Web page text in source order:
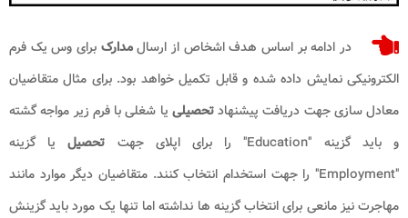
در ادامه بر اساس هدف اشخاص از ارسالمدارک برای وس یک فرم
الکترونیکی نمایش داده شده و قابل تکمیل خواهد بود. برای مثال متقاضیان
معادل سازی جهت دریافت پیشنهادتحصیلی یا شغلی با فرم زیر مواجه گشته
و باید گزینه "Education" را برای اپلای جهت
تحصیلیا گزینه
"Employment" را جهت استخدام انتخاب کنند. متقاضیان دیگر موارد مانند
مهاجرت نیز مانعی برای انتخاب گزینه ها نداشته اما تنها یک مورد باید گزینش